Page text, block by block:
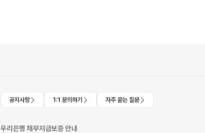
공지사항 1:1 문의하기 자주 묻는 질문
우리은행 채무지급보증 안내